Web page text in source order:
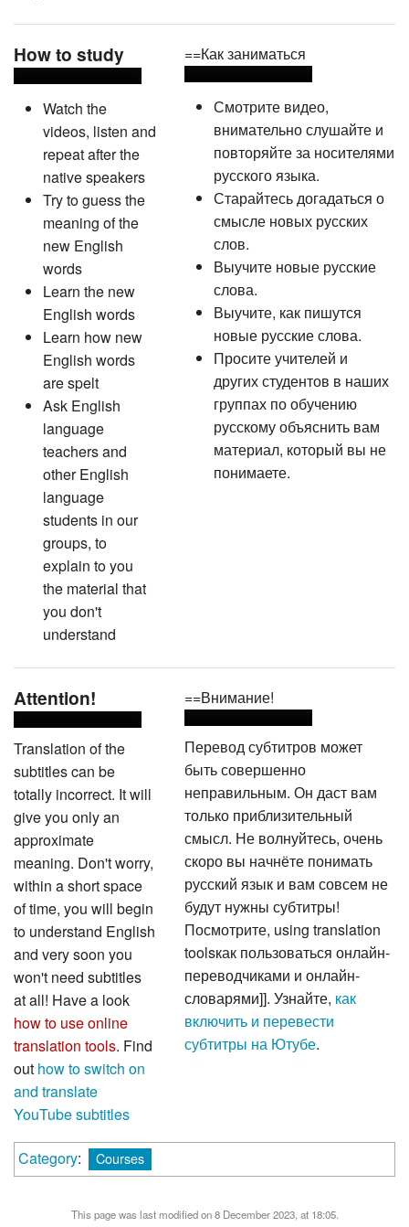
How to study
Watch the
videos, listen and
repeat after the
native speakers
Try to guess the
meaning of the
new English
words
Learn the new
English words
Learn how new
English words
are spelt
Ask English
language
teachers and
other English
language
students in our
groups, to
explain to you
the material that
you don't
understand
==Как заниматься
Смотрите видео,
внимательно слушайте и
повторяйте за носителями
русского языка.
Старайтесь догадаться о
смысле новых русских
слов.
Выучите новые русские
слова.
Выучите, как пишутся
новые русские слова.
Просите учителей и
других студентов в наших
группах по обучению
русскому объяснить вам
материал, который вы не
понимаете.
Attention!
Translation of the
subtitles can be
totally incorrect. It will
give you only an
approximate
meaning. Don't worry,
within a short space
of time, you will begin
to understand English
and very soon you
won't need subtitles
at all! Have a look
how to use online
translation tools . Find
out how to switch on
and translate
YouTube subtitles
==Внимание!
Перевод субтитров может
быть совершенно
неправильным. Он даст вам
только приблизительный
смысл. Не волнуйтесь, очень
скоро вы начнёте понимать
русский язык и вам совсем не
будут нужны субтитры!
Посмотрите, using translation
toolsкак пользоваться онлайн-
переводчиками и онлайн-
словарями]]. Узнайте, как
включить и перевести
субтитры на Ютубе.
Category: Courses
This page was last modified on 8 December 2023, at 18:05.